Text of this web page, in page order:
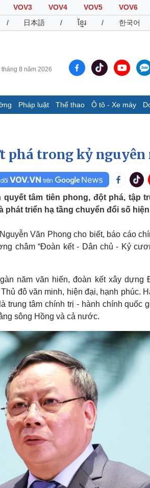
VOV3 VOV4 VOV5 VOV6
/ 日本語 / ខ្មែរ / 한국어
8 năm 2026
Pháp luật Thể thao Ô tô - Xe máy
đó đây
Ảnh
E-Magazine
Infographic
bóng đá
thể thao
Ô tô - Xe máy
Xe máy
Tư vấn
- Điện ảnh
Nghệ sĩ
Sao Việt
phá trong kỷ nguyên
tâm tiên phong, đột phá, tập
phát triển hạ tầng chuyển đổi số
Văn Phong cho biết, báo cáo
châm “Đoàn kết - Dân chủ - Kỷ
năm văn hiến, đoàn kết xây dựng
đô văn minh, hiện đại, hạnh phúc.
trung tâm chính trị - hành chính quốc
sông Hồng và cả nước.